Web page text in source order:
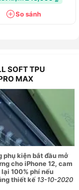
Cai
Phú Thọ
Phú Thọ
Ngãi
Ninh
Ninh
Quảng Ninh
So sánh
SOFT TPU
MAX
phụ kiện bắt đầu mở
cho iPhone 12, cam
100% phí nếu
thiết kế 13-10-2020